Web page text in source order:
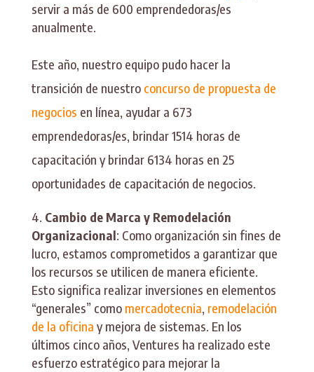
servir a más de 600 emprendedoras/es
anualmente.
Este año, nuestro equipo pudo hacer la
transición de nuestro concurso de propuesta de
negocios en línea, ayudar a 673
emprendedoras/es, brindar 1514 horas de
capacitación y brindar 6134 horas en 25
oportunidades de capacitación de negocios.
Cambio de Marca y Remodelación
Organizacional: Como organización sin fines de
lucro, estamos comprometidos a garantizar que
los recursos se utilicen de manera eficiente.
Esto significa realizar inversiones en elementos
“generales” como mercadotecnia, remodelación
de la oficina y mejora de sistemas. En los
últimos cinco años, Ventures ha realizado este
esfuerzo estratégico para mejorar la